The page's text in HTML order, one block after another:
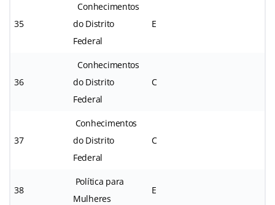
35
Conhecimentos
do Distrito
Federal
E
36
Conhecimentos
do Distrito
Federal
C
37
Conhecimentos
do Distrito
Federal
C
38
Política para
Mulheres
E